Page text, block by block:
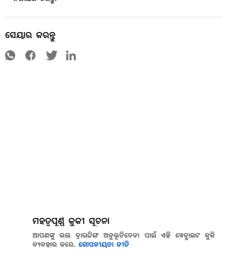
ସେୟାର କରନ୍ତୁ
ମହତ୍ୱପୂର୍ଣ୍ଣ କୁକୀ ସୂଚନା
ଆପଣଙ୍କୁ ଭଲ ବ୍ରାଉଜିଙ୍ଗ ଅନୁଭୂତିଦେବା ପାଇଁ ଏହି ୱେବ୍ସାଇଟ କୁକି
ବ୍ୟବହାର କରେ. ଗୋପନୀୟତା ନୀତି